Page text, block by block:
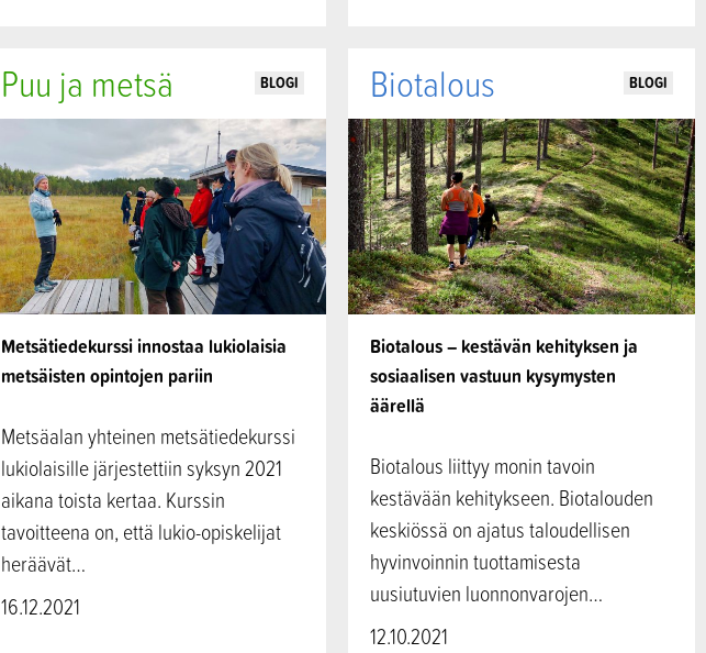
Metsätiedekurssi innostaa lukiolaisia
metsäisten opintojen pariin
Puu ja metsä BLOGI
Metsäalan yhteinen metsätiedekurssi
lukiolaisille järjestettiin syksyn 2021
aikana toista kertaa. Kurssin
tavoitteena on, että lukio-opiskelijat
heräävät…
16.12.2021
Biotalous – kestävän kehityksen ja
sosiaalisen vastuun kysymysten
äärellä
Biotalous BLOGI
Biotalous liittyy monin tavoin
kestävään kehitykseen. Biotalouden
keskiössä on ajatus taloudellisen
hyvinvoinnin tuottamisesta
uusiutuvien luonnonvarojen…
12.10.2021